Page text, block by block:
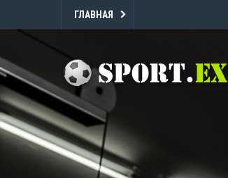
ГЛАВНАЯ